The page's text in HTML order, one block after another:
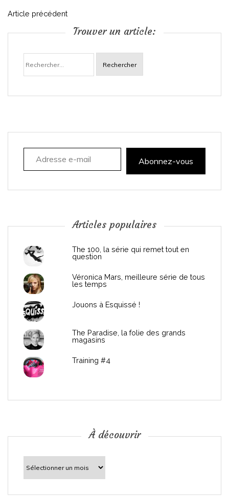
N
i
a
n
c
Article précédent
Trouver un article:
Rechercher :
Adresse e-mail
Abonnez-vous
Articles populaires
The 100, la série qui remet tout en
question
Véronica Mars, meilleure série de tous
les temps
Jouons à Esquissé !
The Paradise, la folie des grands
magasins
Training #4
À découvrir
découvrir